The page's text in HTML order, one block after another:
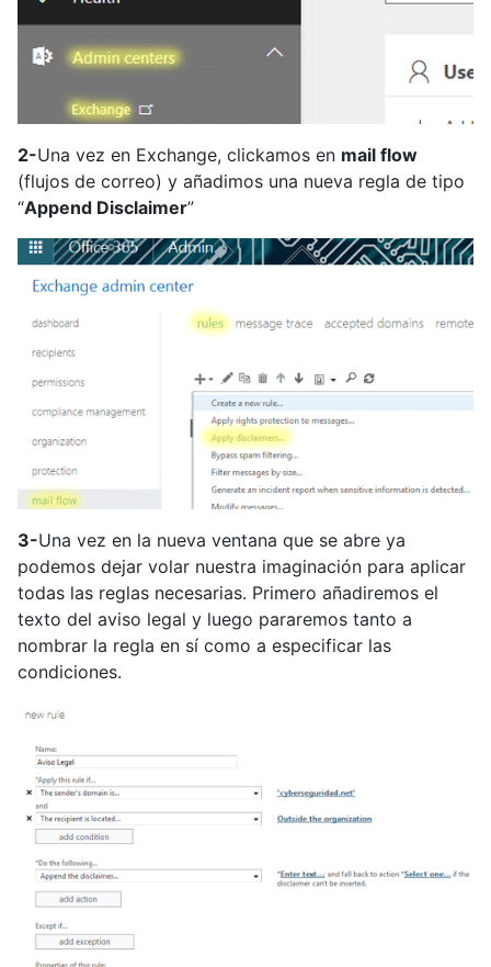
2-Una vez en Exchange, clickamos en mail flow
(flujos de correo) y añadimos una nueva regla de tipo
“Append Disclaimer”
3-Una vez en la nueva ventana que se abre ya
podemos dejar volar nuestra imaginación para aplicar
todas las reglas necesarias. Primero añadiremos el
texto del aviso legal y luego pararemos tanto a
nombrar la regla en sí como a especificar las
condiciones.